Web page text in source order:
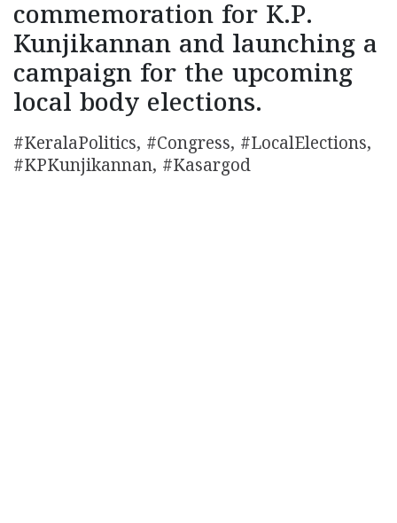
commemoration for K.P.
Kunjikannan and launching a
campaign for the upcoming
local body elections.
#KeralaPolitics, #Congress, #LocalElections,
#KPKunjikannan, #Kasargod